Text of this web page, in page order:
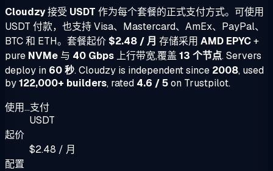
Cloudzy接受 USDT 作为每个套餐的正式支付方式。可使用
USDT 付款，也支持 Visa、Mastercard、AmEx、PayPal、
BTC 和 ETH。套餐起价 $2.48 / 月 存储采用 AMD EPYC+
pure NVMe 与 40 Gbps 上行带宽,覆盖 13 个节点. Servers
deploy in 60 秒. Cloudzy is independent since 2008, used
by122,000+ builders, rated 4.6 / 5on Trustpilot.
使用...支付
USDT
起价
$2.48 / 月
配置